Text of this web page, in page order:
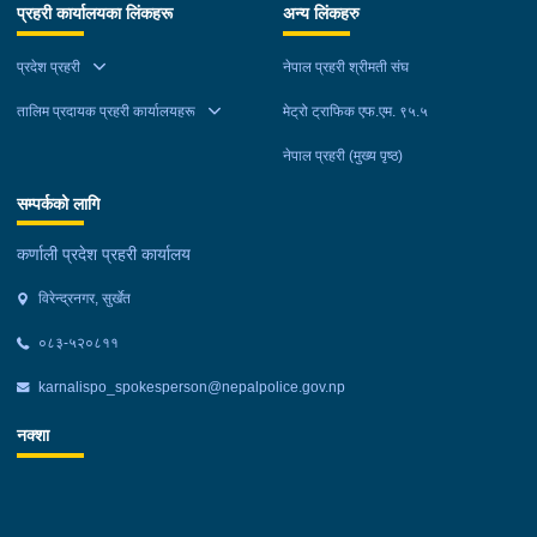
प्रहरी कार्यालयका लिंकहरू
प्रदेश प्रहरी
तालिम प्रदायक प्रहरी कार्यालयहरू
अन्य लिंकहरु
नेपाल प्रहरी श्रीमती संघ
मेट्रो ट्राफिक एफ.एम. ९५.५
नेपाल प्रहरी (मुख्य पृष्ठ)
सम्पर्कको लागि
कर्णाली प्रदेश प्रहरी कार्यालय
विरेन्द्रनगर, सुर्खेत
०८३-५२०८११
karnalispo_spokesperson@nepalpolice.gov.np
नक्शा